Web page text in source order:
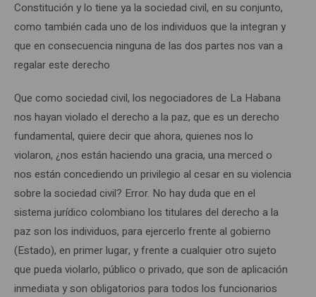
Constitución y lo tiene ya la sociedad civil, en su conjunto,
como también cada uno de los individuos que la integran y
que en consecuencia ninguna de las dos partes nos van a
regalar este derecho
Que como sociedad civil, los negociadores de La Habana
nos hayan violado el derecho a la paz, que es un derecho
fundamental, quiere decir que ahora, quienes nos lo
violaron, ¿nos están haciendo una gracia, una merced o
nos están concediendo un privilegio al cesar en su violencia
sobre la sociedad civil? Error. No hay duda que en el
sistema jurídico colombiano los titulares del derecho a la
paz son los individuos, para ejercerlo frente al gobierno
(Estado), en primer lugar, y frente a cualquier otro sujeto
que pueda violarlo, público o privado, que son de aplicación
inmediata y son obligatorios para todos los funcionarios